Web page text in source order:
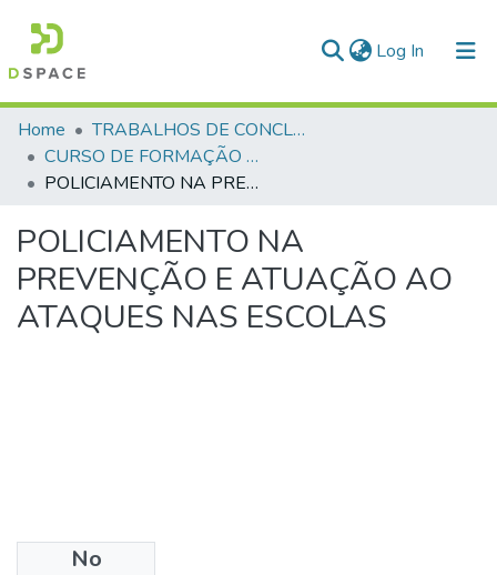
Log In (current)
Communities & Collections
All of DSpace
Home
TRABALHOS DE CONCLUSÃO DE CURSO - CFP (CURSO DE FORMAÇÃO DE PRAÇAS)
CURSO DE FORMAÇÃO DE PRAÇAS - CFP - 2024
POLICIAMENTO NA PREVENÇÃO E ATUAÇÃO AO ATAQUES NAS ESCOLAS
POLICIAMENTO NA
PREVENÇÃO E ATUAÇÃO AO
ATAQUES NAS ESCOLAS
No